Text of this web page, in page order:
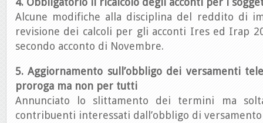
Alcune modifiche alla disciplina del reddito di
revisione dei calcoli per gli acconti Ires ed Irap
secondo acconto di Novembre.
5. Aggiornamento sull’obbligo dei versamenti
proroga ma non per tutti
Annunciato lo slittamento dei termini ma
contribuenti interessati dall’obbligo di